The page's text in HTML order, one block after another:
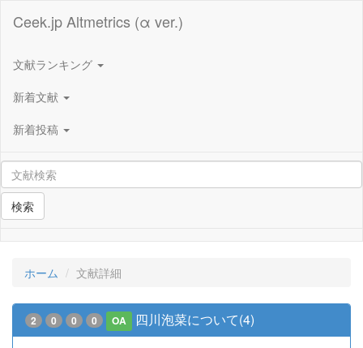
Ceek.jp Altmetrics (α ver.)
文献ランキング
新着文献
新着投稿
検索
ホーム 文献詳細
2 0 0 0 OA 四川泡菜について(4)